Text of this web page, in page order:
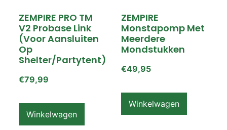
ZEMPIRE PRO TM
V2 Probase Link
(voor Aansluiten
Op
Shelter/partytent)
€79,99
Winkelwagen
ZEMPIRE
Monstapomp Met
Meerdere
Mondstukken
€49,95
Winkelwagen